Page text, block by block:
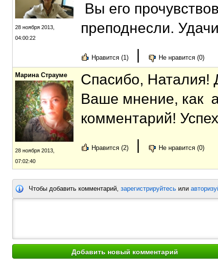
28 ноября 2013,
04:00:22
Вы его
преподнесли.
Нравится (1) | Не нравится (0)
Марина Страуме
28 ноября 2013,
07:02:40
Спасибо, Наталия!
Ваше мнение, как
комментарий!
Нравится (2) | Не нравится (0)
Чтобы добавить комментарий, зарегистрируйтесь или